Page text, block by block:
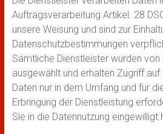
Auftragsverarbeitung Artikel. 28
unsere Weisung und sind zur
Datenschutzbestimmungen
Sämtliche Dienstleister wurden
ausgewählt und erhalten Zugriff
Daten nur in dem Umfang und für
Erbringung der Dienstleistung
Sie in die Datennutzung eingewilligt